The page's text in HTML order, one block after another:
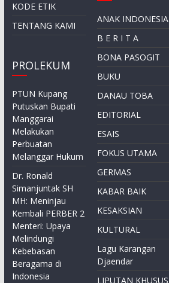
KODE ETIK
TENTANG KAMI
PROLEKUM
PTUN Kupang
Putuskan Bupati
Manggarai
Melakukan
Perbuatan
Melanggar Hukum
Dr. Ronald
Simanjuntak SH
MH: Meninjau
Kembali PERBER 2
Menteri: Upaya
Melindungi
Kebebasan
Beragama di
Indonesia
ANAK INDONESIA
B E R I T A
BONA PASOGIT
BUKU
DANAU TOBA
EDITORIAL
ESAIS
FOKUS UTAMA
GERMAS
KABAR BAIK
KESAKSIAN
KULTURAL
Lagu Karangan
Djaendar
LIPUTAN KHUSUS